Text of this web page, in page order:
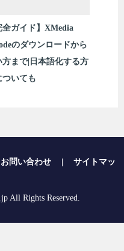
全ガイド】XMedia
のダウンロードから
方まで|日本語化する方
ついても
お問い合わせ |
サイトマッ
All Rights Reserved.